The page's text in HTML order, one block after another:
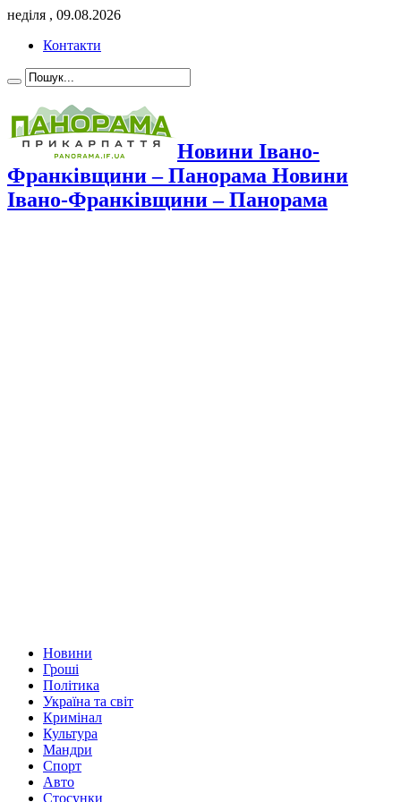
неділя , 09.08.2026
Контакти
Новини Івано-
Франківщини – Панорама Новини
Івано-Франківщини – Панорама
Новини
Гроші
Політика
Україна та світ
Кримінал
Культура
Мандри
Спорт
Авто
Стосунки